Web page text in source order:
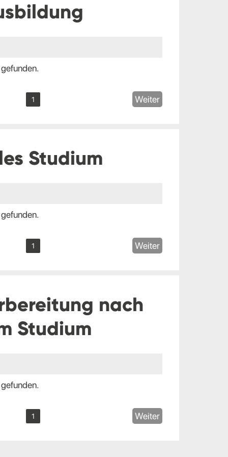
1 Weiter
Studium
1 Weiter
nach
Studium
1 Weiter